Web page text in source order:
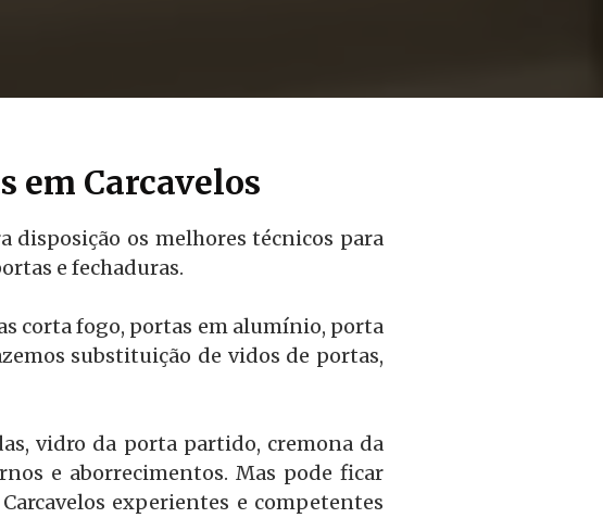
em Carcavelos
disposição os melhores técnicos para
e fechaduras.
corta fogo, portas em alumínio, porta
substituição de vidos de portas,
vidro da porta partido, cremona da
e aborrecimentos. Mas pode ficar
experientes e competentes